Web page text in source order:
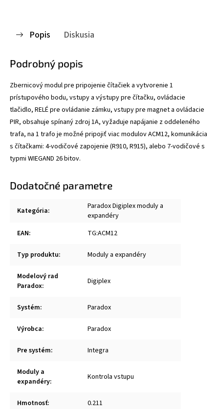
Popis Diskusia
Podrobný popis
Zbernicový modul pre pripojenie čítačiek a vytvorenie 1
prístupového bodu, vstupy a výstupy pre čítačku, ovládacie
tlačidlo, RELÉ pre ovládanie zámku, vstupy pre magnet a ovládacie
PIR, obsahuje spínaný zdroj 1A, vyžaduje napájanie z oddeleného
trafa, na 1 trafo je možné pripojiť viac modulov ACM12, komunikácia
s čítačkami: 4-vodičové zapojenie (R910, R915), alebo 7-vodičové s
typmi WIEGAND 26 bitov.
Dodatočné parametre
Kategória:
Paradox Digiplex moduly a
expandéry
EAN: TG:ACM12
Typ produktu: Moduly a expandéry
Modelový rad
Paradox: Digiplex
Systém: Paradox
Výrobca: Paradox
Pre systém: Integra
Moduly a
expandéry: Kontrola vstupu
Hmotnosť: 0.211